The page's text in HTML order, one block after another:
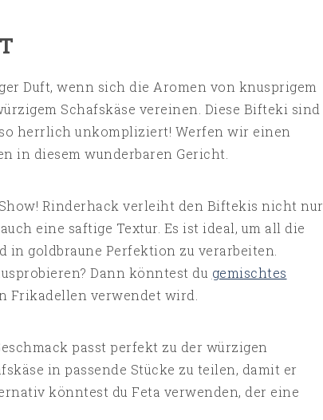
Duft, wenn sich die Aromen von knusprigem
Schafskäse vereinen. Diese Bifteki sind
herrlich unkompliziert! Werfen wir einen
in diesem wunderbaren Gericht.
Rinderhack verleiht den Biftekis nicht nur
eine saftige Textur. Es ist ideal, um all die
in goldbraune Perfektion zu verarbeiten.
Dann könntest du gemischtes
Frikadellen verwendet wird.
passt perfekt zu der würzigen
in passende Stücke zu teilen, damit er
könntest du Feta verwenden, der eine